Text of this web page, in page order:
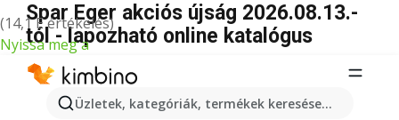
(14,1 E értékelés)
Nyissa meg a
Üzletek, kategóriák, termékek keresése...
Spar Eger akciós újság 2026.08.13.-
tól - lapozható online katalógus